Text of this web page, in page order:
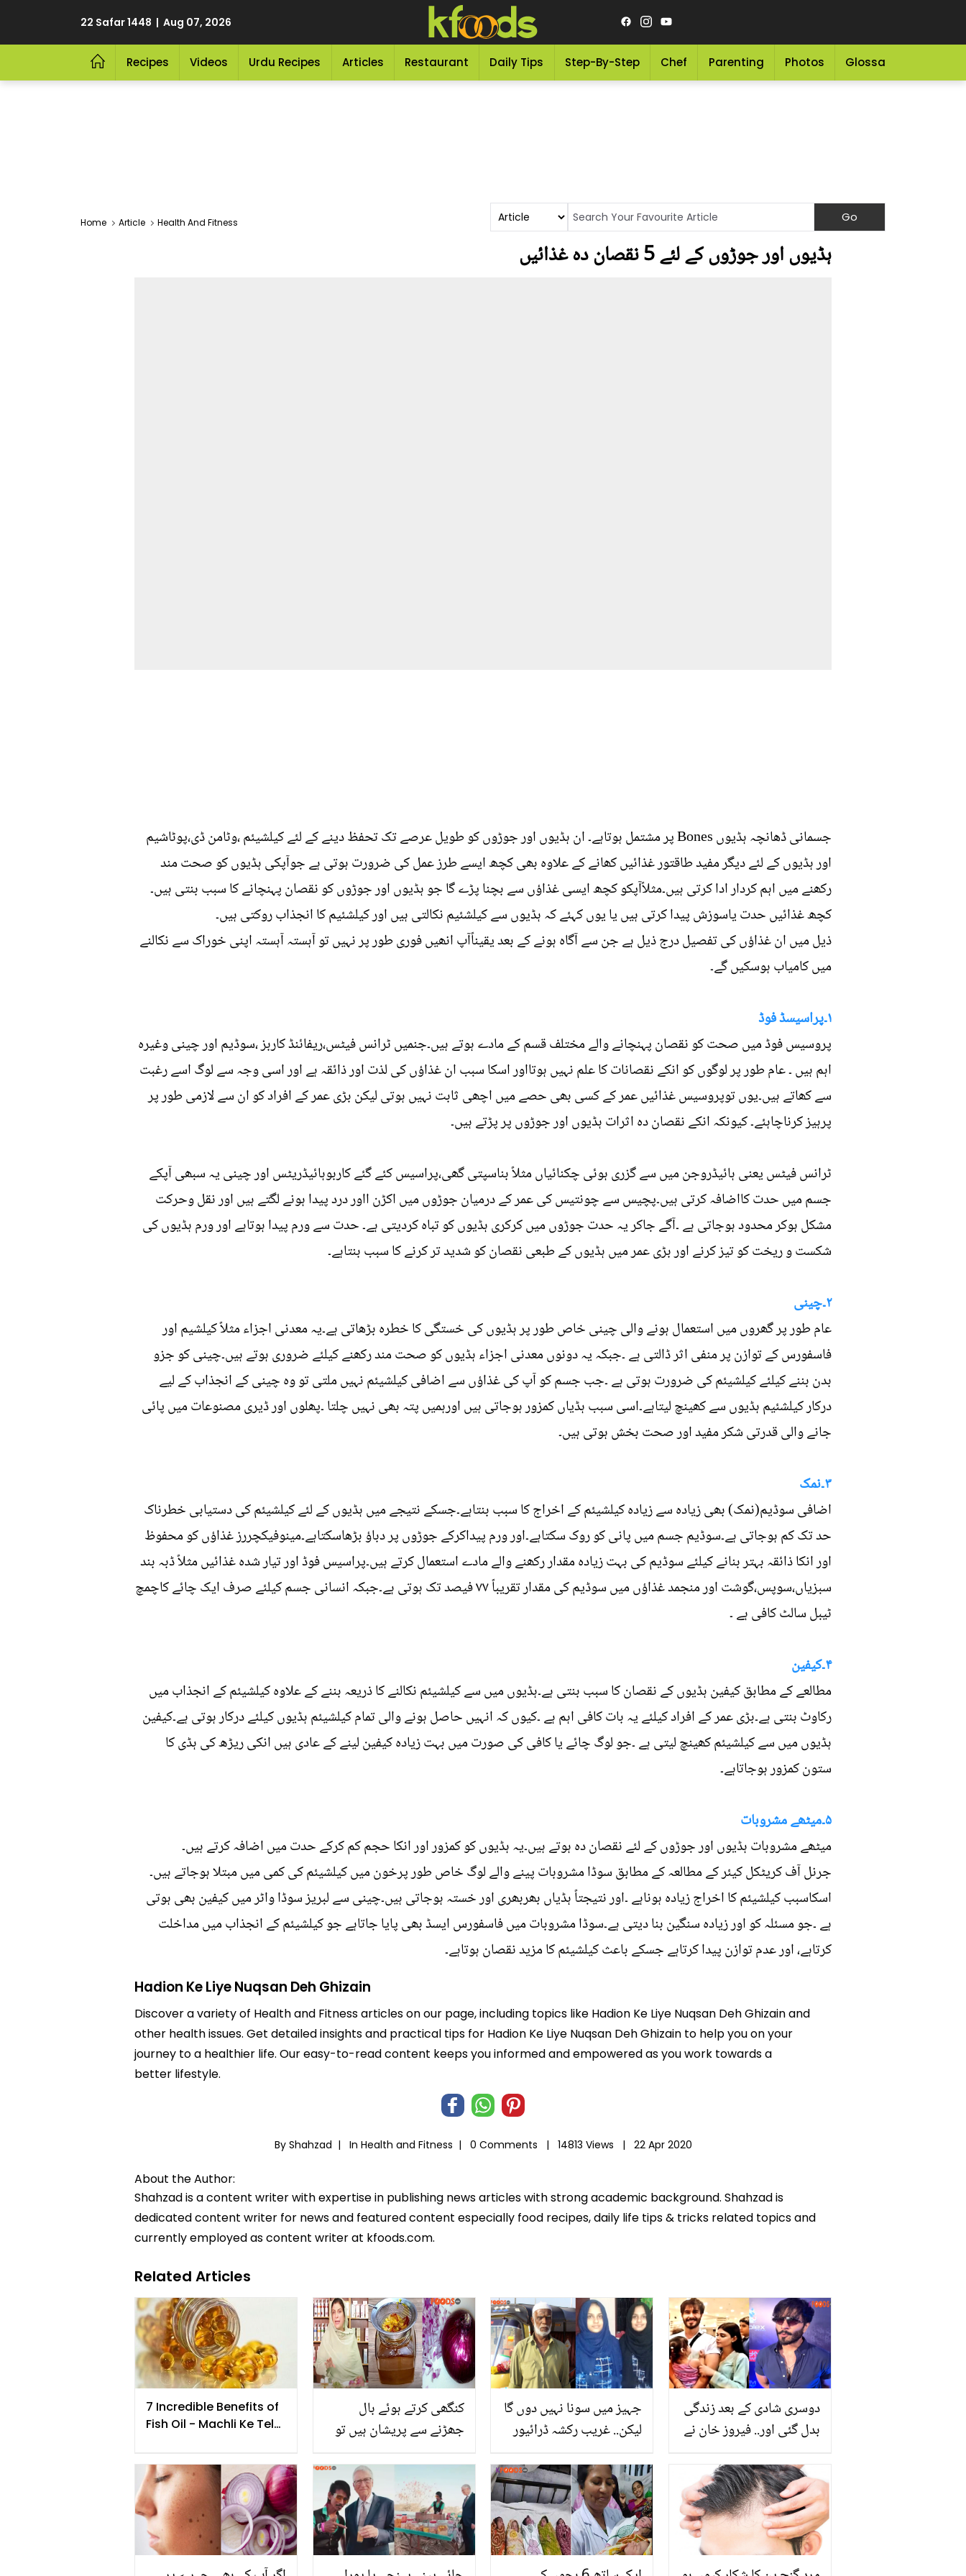
22 Safar 1448 | Aug 07, 2026
Recipes Videos Urdu Recipes Articles Restaurant Daily Tips Step-By-Step Chef Parenting Photos Glossary
Home Article Health And Fitness
ہڈیوں اور جوڑوں کے لئے 5 نقصان دہ غذائیں
جسمانی ڈھانچہ ہڈیوں Bones پر مشتمل ہوتاہے۔ ان ہڈیوں اور جوڑوں کو طویل عرصے تک تحفظ دینے کے لئے کیلشیئم ،وٹامن ڈی،پوٹاشیم
اور ہڈیوں کے لئے دیگر مفید طاقتور غذائیں کھانے کے علاوہ بھی کچھ ایسے طرز عمل کی ضرورت ہوتی ہے جوآپکی ہڈیوں کو صحت مند
رکھنے میں اہم کردار ادا کرتی ہیں۔مثلاًآپکو کچھ ایسی غذاؤں سے بچنا پڑے گا جو ہڈیوں اور جوڑوں کو نقصان پہنچانے کا سبب بنتی ہیں۔
کچھ غذائیں حدت یاسوزش پیدا کرتی ہیں یا یوں کہئے کہ ہڈیوں سے کیلشئیم نکالتی ہیں اور کیلشئیم کا انجذاب روکتی ہیں۔
ذیل میں ان غذاؤں کی تفصیل درج ذیل ہے جن سے آگاہ ہونے کے بعد یقیناًآپ انھیں فوری طور پر نہیں تو آہستہ آہستہ اپنی خوراک سے نکالنے
میں کامیاب ہوسکیں گے۔
۱۔پراسیسڈ فوڈ
پروسیس فوڈ میں صحت کو نقصان پہنچانے والے مختلف قسم کے مادے ہوتے ہیں۔جنمیں ٹرانس فیٹس،ریفائنڈ کاربز ،سوڈیم اور چینی وغیرہ
اہم ہیں ۔ عام طور پر لوگوں کو انکے نقصانات کا علم نہیں ہوتااور اسکا سبب ان غذاؤں کی لذت اور ذائقہ ہے اور اسی وجہ سے لوگ اسے رغبت
سے کھاتے ہیں۔یوں توپروسیس غذائیں عمر کے کسی بھی حصے میں اچھی ثابت نہیں ہوتی لیکن بڑی عمر کے افراد کو ان سے لازمی طور پر
پرہیز کرناچاہئے۔ کیونکہ انکے نقصان دہ اثرات ہڈیوں اور جوڑوں پر پڑتے ہیں۔
ٹرانس فیٹس یعنی ہائیڈروجن میں سے گزری ہوئی چکنائیاں مثلاً بناسپتی گھی،پراسیس کئے گئے کاربوہائیڈریٹس اور چینی یہ سبھی آپکے
جسم میں حدت کااضافہ کرتی ہیں۔پچیس سے چونتیس کی عمر کے درمیان جوڑوں میں اکڑن ااور درد پیدا ہونے لگتے ہیں اور نقل وحرکت
مشکل ہوکر محدود ہوجاتی ہے ۔آگے جاکر یہ حدت جوڑوں میں کرکری ہڈیوں کو تباہ کردیتی ہے۔ حدت سے ورم پیدا ہوتاہے اور ورم ہڈیوں کی
شکست و ریخت کو تیز کرنے اور بڑی عمر میں ہڈیوں کے طبعی نقصان کو شدید تر کرنے کا سبب بنتاہے۔
۲۔چینی
عام طور پر گھروں میں استعمال ہونے والی چینی خاص طور پر ہڈیوں کی خستگی کا خطرہ بڑھاتی ہے۔یہ معدنی اجزاء مثلاً کیلشیم اور
فاسفورس کے توازن پر منفی اثر ڈالتی ہے ۔جبکہ یہ دونوں معدنی اجزاء ہڈیوں کو صحت مند رکھنے کیلئے ضروری ہوتے ہیں۔چینی کو جزو
بدن بننے کیلئے کیلشیئم کی ضرورت ہوتی ہے ۔جب جسم کو آپ کی غذاؤں سے اضافی کیلشیئم نہیں ملتی تو وہ چینی کے انجذاب کے لیے
درکار کیلشئیم ہڈیوں سے کھینچ لیتاہے۔اسی سبب ہڈیاں کمزور ہوجاتی ہیں اورہمیں پتہ بھی نہیں چلتا ۔پھلوں اور ڈیری مصنوعات میں پائی
جانے والی قدرتی شکر مفید اور صحت بخش ہوتی ہیں۔
۳۔نمک
اضافی سوڈیم(نمک) بھی زیادہ سے زیادہ کیلشیئم کے اخراج کا سبب بنتاہے۔جسکے نتیجے میں ہڈیوں کے لئے کیلشیئم کی دستیابی خطرناک
حد تک کم ہوجاتی ہے۔سوڈیم جسم میں پانی کو روک سکتاہے۔اور ورم پیداکرکے جوڑوں پر دباؤ بڑھاسکتاہے۔مینوفیکچررز غذاؤں کو محفوظ
اور انکا ذائقہ بہتر بنانے کیلئے سوڈیم کی بہت زیادہ مقدار رکھنے والے مادے استعمال کرتے ہیں۔پراسیس فوڈ اور تیار شدہ غذائیں مثلاً ڈبہ بند
سبزیاں،سوپس،گوشت اور منجمد غذاؤں میں سوڈیم کی مقدار تقریباً ۷۷ فیصد تک ہوتی ہے۔جبکہ انسانی جسم کیلئے صرف ایک چائے کاچمچ
ٹیبل سالٹ کافی ہے ۔
۴۔کیفین
مطالعے کے مطابق کیفین ہڈیوں کے نقصان کا سبب بنتی ہے۔ہڈیوں میں سے کیلشیئم نکالنے کا ذریعہ بننے کے علاوہ کیلشیئم کے انجذاب میں
رکاوٹ بنتی ہے۔بڑی عمر کے افراد کیلئے یہ بات کافی اہم ہے ۔کیوں کہ انہیں حاصل ہونے والی تمام کیلشیئم ہڈیوں کیلئے درکار ہوتی ہے۔کیفین
ہڈیوں میں سے کیلشیئم کھینچ لیتی ہے ۔جو لوگ چائے یا کافی کی صورت میں بہت زیادہ کیفین لینے کے عادی ہیں انکی ریڑھ کی ہڈی کا
ستون کمزور ہوجاتاہے۔
۵۔میٹھے مشروبات
میٹھے مشروبات ہڈیوں اور جوڑوں کے لئے نقصان دہ ہوتے ہیں۔یہ ہڈیوں کو کمزور اور انکا حجم کم کرکے حدت میں اضافہ کرتے ہیں۔
جرنل آف کریٹکل کیئر کے مطالعہ کے مطابق سوڈا مشروبات پینے والے لوگ خاص طور پرخون میں کیلشیئم کی کمی میں مبتلا ہوجاتے ہیں۔
اسکاسبب کیلشیئم کا اخراج زیادہ ہوناہے ۔اور نتیجتاً ہڈیاں بھربھری اور خستہ ہوجاتی ہیں۔چینی سے لبریز سوڈا واٹر میں کیفین بھی ہوتی
ہے ۔جو مسئلہ کو اور زیادہ سنگین بنا دیتی ہے۔سوڈا مشروبات میں فاسفورس ایسڈ بھی پایا جاتاہے جو کیلشیئم کے انجذاب میں مداخلت
کرتاہے، اور عدم توازن پیدا کرتاہے جسکے باعث کیلشیئم کا مزید نقصان ہوتاہے۔
Hadion Ke Liye Nuqsan Deh Ghizain
Discover a variety of Health and Fitness articles on our page, including topics like Hadion Ke Liye Nuqsan Deh Ghizain and
other health issues. Get detailed insights and practical tips for Hadion Ke Liye Nuqsan Deh Ghizain to help you on your
journey to a healthier life. Our easy-to-read content keeps you informed and empowered as you work towards a
better lifestyle.
By Shahzad | In Health and Fitness | 0 Comments | 14813 Views | 22 Apr 2020
About the Author:
Shahzad is a content writer with expertise in publishing news articles with strong academic background. Shahzad is
dedicated content writer for news and featured content especially food recipes, daily life tips & tricks related topics and
currently employed as content writer at kfoods.com.
Related Articles
7 Incredible Benefits of
Fish Oil - Machli Ke Tel
کنگھی کرتے ہوئے بال
جھڑنے سے پریشان ہیں تو
بلقیس نے بتایا پیاز کا تیل
نکالنے کا ایسا طریقہ جو
بالوں کا جھڑنا کرے کم اور
بنائے سیاہ، گھنا ، چمکدار
جہیز میں سونا نہیں دوں گا
لیکن.. غریب رکشہ ڈرائیور
فیصلے نے جڑواں بیٹیوں
کی زندگی مثالی بنا دی
دوسری شادی کے بعد زندگی
بدل گئی اور.. فیروز خان نے
کرنے کے بارے میں کیا کہا؟